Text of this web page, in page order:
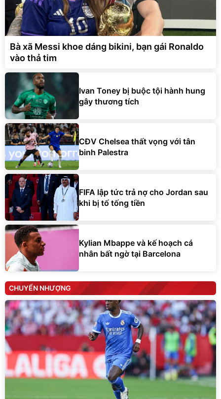
Bà xã Messi khoe dáng bikini, bạn gái Ronaldo
vào thả tim
Ivan Toney bị buộc tội hành hung
gây thương tích
CĐV Chelsea thất vọng với tân
binh Palestra
FIFA lập tức trả nợ cho Jordan sau
khi bị tố tống tiền
Kylian Mbappe và kế hoạch cá
nhân bất ngờ tại Barcelona
CHUYỂN NHƯỢNG